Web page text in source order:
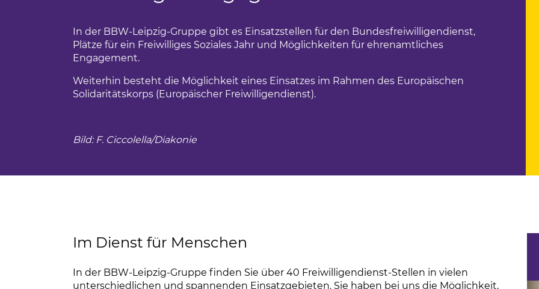
Ferienfahrten für Menschen mit Autismus
Sportwochen der Wolfgang-Mutzeck-Schule
Ein Rollstuhl-Transportrad für Philippus
BBW Sozialfonds
In der BBW-Leipzig-Gruppe gibt es Einsatzstellen für den Bundesfreiwilligendienst,
Plätze für ein Freiwilliges Soziales Jahr und Möglichkeiten für ehrenamtliches
Engagement.
Weiterhin besteht die Möglichkeit eines Einsatzes im Rahmen des Europäischen
Solidaritätskorps (Europäischer Freiwilligendienst).
Bild: F. Ciccolella/Diakonie
Im Dienst für Menschen
In der BBW-Leipzig-Gruppe finden Sie über 40 Freiwilligendienst-Stellen in vielen
unterschiedlichen und spannenden Einsatzgebieten. Sie haben bei uns die Möglichkeit,